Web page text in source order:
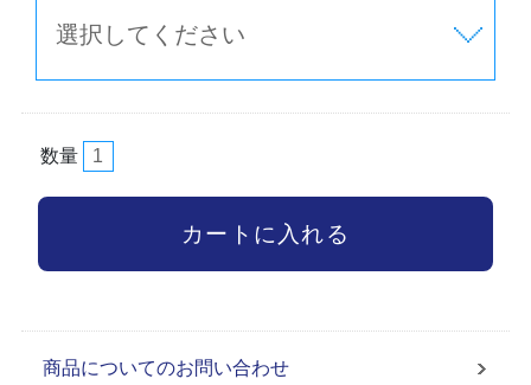
数量
商品についてのお問い合わせ